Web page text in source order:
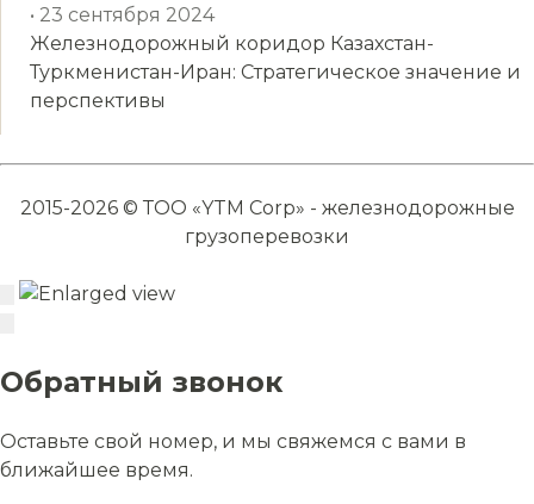
• 23 сентября 2024
Железнодорожный коридор Казахстан-
Туркменистан-Иран: Стратегическое значение и
перспективы
2015-2026 © ТОО «YTM Corp» - железнодорожные
грузоперевозки
Обратный звонок
Оставьте свой номер, и мы свяжемся с вами в
ближайшее время.